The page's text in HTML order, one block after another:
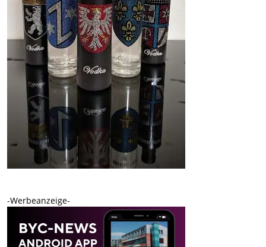
-Werbeanzeige-